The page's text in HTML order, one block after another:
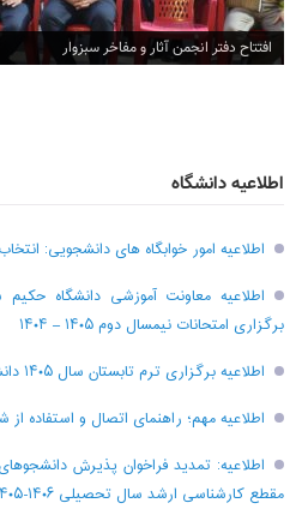
افتتاح دفتر انجمن آثار و مفاخر سبزوار
اطلاعیه دانشگاه
اطلاعیه امور خوابگاه های دانشجویی:
اطلاعیه معاونت آموزشی دانشگاه
برگزاری امتحانات نیمسال دوم ۱۴۰۵ – ۱۴۰۴
اطلاعیه برگزاری ترم تابستان سال ۱۴۰۵ دانشگاه حکیم سبزواری
اطلاعیه مهم؛ راهنمای اتصال و استفاده از
اطلاعیه: تمدید فراخوان پذیرش
مقطع کارشناسی ارشد سال تحصیلی ۱۴۰۶-۱۴۰۵